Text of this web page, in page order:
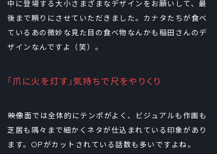
中に登場する大小さまざまなデザインをお願いして、最
後まで頼りにさせていただきました。カナタたちが食べ
ているあの微妙な見た目の食べ物なんかも稲田さんのデ
ザインなんですよ（笑）。
「爪に火を灯す」気持ちで尺をやりくり
――映像面では全体的にテンポがよく、ビジュアルも作画も
芝居も隅々まで細かくネタが仕込まれている印象があり
ます。OPがカットされている話数も多いですよね。